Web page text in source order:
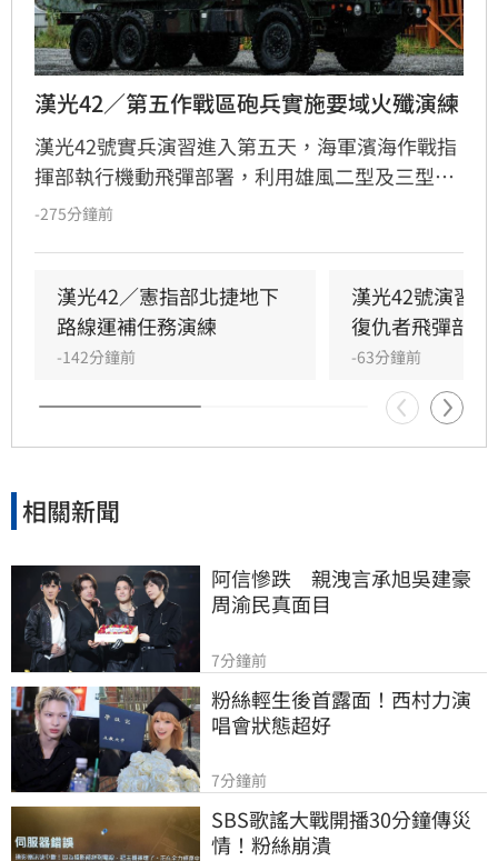
漢光42／第五作戰區砲兵實施要域火殲演練
漢光42號實兵演習進入第五天，海軍濱海作戰指
揮部執行機動飛彈部署，利用雄風二型及三型飛
彈扼控關鍵海域；第五作戰區實施「要域火殲」
援，在風雨中迅速抵達戰術位置，展現高機動性
與精準遠程打擊力。
-275分鐘前
漢光42／憲指部北捷地下
路線運補任務演練
-142分鐘前
漢光42號演習
復仇者飛彈部隊
-63分鐘前
相關新聞
阿信慘跌　親洩言承旭吳建豪
周渝民真面目
7分鐘前
粉絲輕生後首露面！西村力演
唱會狀態超好
7分鐘前
SBS歌謠大戰開播30分鐘傳災
情！粉絲崩潰